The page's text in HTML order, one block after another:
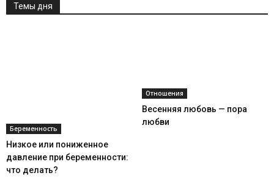
Темы дня
Беременность
Низкое или пониженное
давление при беременности:
что делать?
Отношения
Весенняя любовь — пора
любви